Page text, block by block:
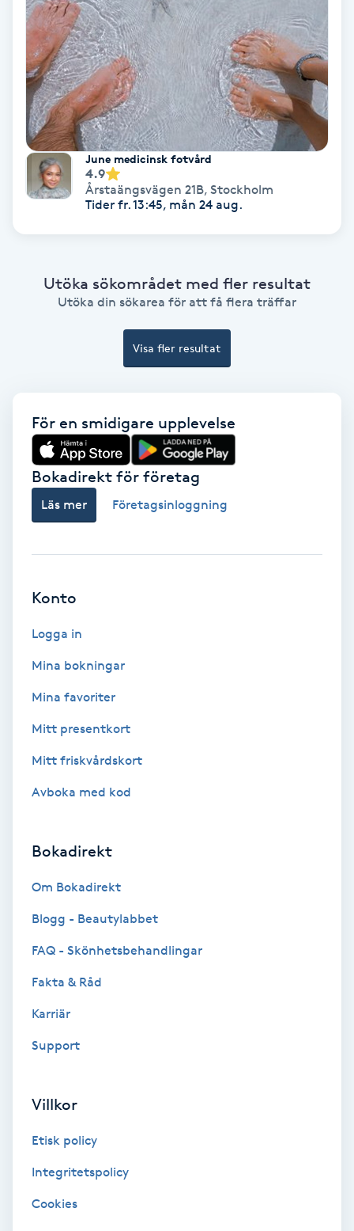
Fet hårbotten
Fettreducering
Fibromassage
Fillers
Fotmassage
Fotsvamp
Fotvård
Fransförlängning
Fransförlängning Megavolym
Fransrengöring
Friskvård
Friskvårdsmassage
Funktionsanalys
Föning
Gel naglar
Gelenaglar
Gellack med förstärkning
Gravidmassage
June medicinsk fotvård
4.9
Årstaängsvägen 21B, Stockholm
Tider fr. 13:45, mån 24 aug.
Utöka sökområdet med fler resultat
Utöka din sökarea för att få flera träffar
Visa fler resultat
För en smidigare upplevelse
Bokadirekt för företag
Läs mer Företagsinloggning
Konto
Logga in
Mina bokningar
Mina favoriter
Mitt presentkort
Mitt friskvårdskort
Avboka med kod
Bokadirekt
Om Bokadirekt
Blogg - Beautylabbet
FAQ - Skönhetsbehandlingar
Fakta & Råd
Karriär
Support
Villkor
Etisk policy
Integritetspolicy
Cookies